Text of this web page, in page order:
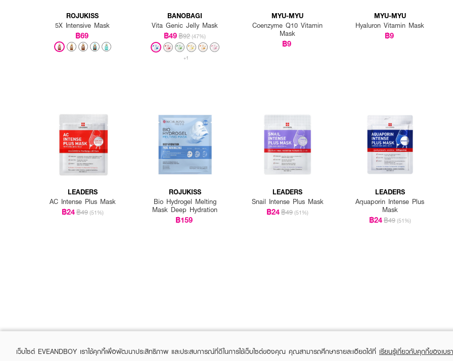
ROJUKISS
5X Intensive Mask
฿69
BANOBAGI
Vita Genic Jelly Mask
฿49฿92 (47%)
+1
MYU-MYU
Coenzyme Q10 Vitamin
Mask
฿9
MYU-MYU
Hyaluron Vitamin Mask
฿9
LEADERS
AC Intense Plus Mask
฿24฿49 (51%)
ROJUKISS
Bio Hydrogel Melting
Mask Deep Hydration
฿159
LEADERS
Snail Intense Plus Mask
฿24฿49 (51%)
LEADERS
Aquaporin Intense Plus
Mask
฿24฿49 (51%)
เว็บไซต์ EVEANDBOY เราใช้คุกกี้เพื่อพัฒนาประสิทธิภาพ และประสบการณ์ที่ดีในการใช้เว็บไซต์ของคุณ คุณสามารถศึกษารายละเอียดได้ที่ เรียนรู้เกี่ยวกับคุกกี้ของเบร